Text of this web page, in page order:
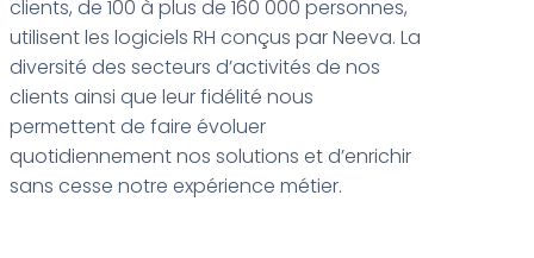
clients, de 100 à plus de 160 000 personnes,
utilisent les logiciels RH conçus par Neeva. La
diversité des secteurs d’activités de nos
clients ainsi que leur fidélité nous
permettent de faire évoluer
quotidiennement nos solutions et d’enrichir
sans cesse notre expérience métier.